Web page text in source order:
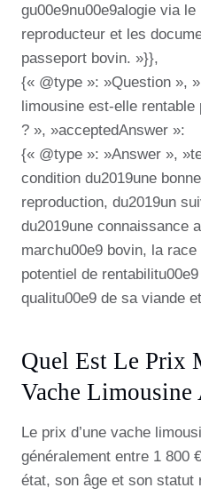
gu00e9nu00e9alogie via
reproducteur et les
passeport bovin. »}},
{« @type »: »Question »,
limousine est-elle rentable
? », »acceptedAnswer »:
{« @type »: »Answer »,
condition du2019une
reproduction, du2019un
du2019une connaissance
marchu00e9 bovin, la
potentiel de
qualitu00e9 de sa viande
Quel Est Le Prix
Vache Limousine
Le prix d’une vache
généralement entre 1 800
état, son âge et son statut